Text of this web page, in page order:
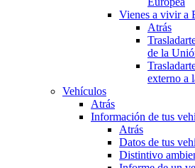
Vienes a vivir a
Atrás
de la
externo a
Vehículos
Atrás
Información de tus
Atrás
Datos de tus
Distintivo